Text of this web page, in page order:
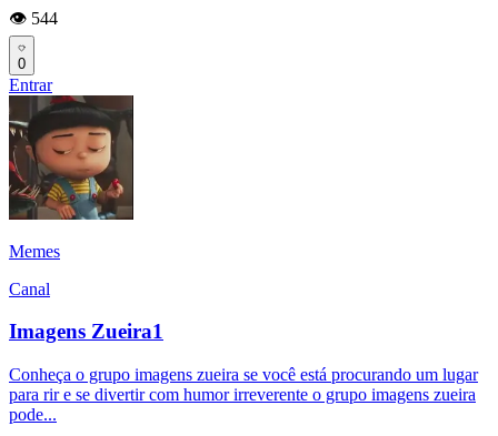
👁️ 544
0
Entrar
Memes
Canal
Imagens Zueira1
Conheça o grupo imagens zueira se você está procurando um lugar
para rir e se divertir com humor irreverente o grupo imagens zueira
pode...